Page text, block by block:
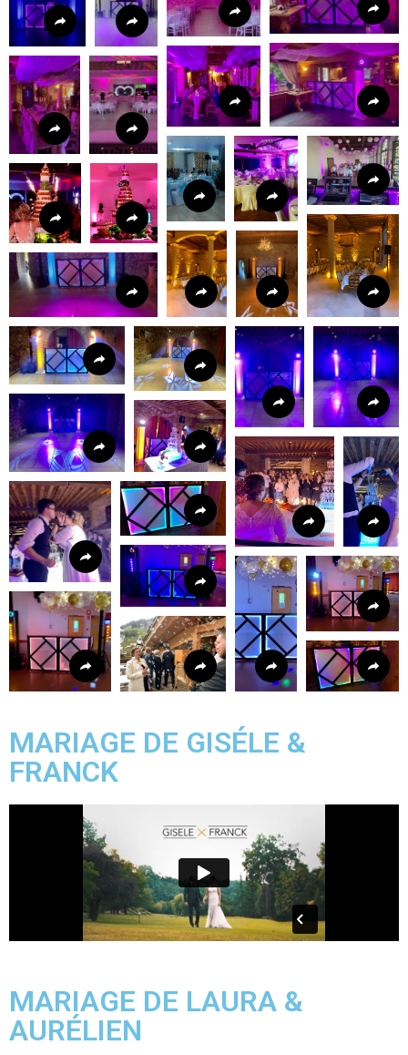
MARIAGE DE GISÉLE &
FRANCK
MARIAGE DE LAURA &
AURÉLIEN